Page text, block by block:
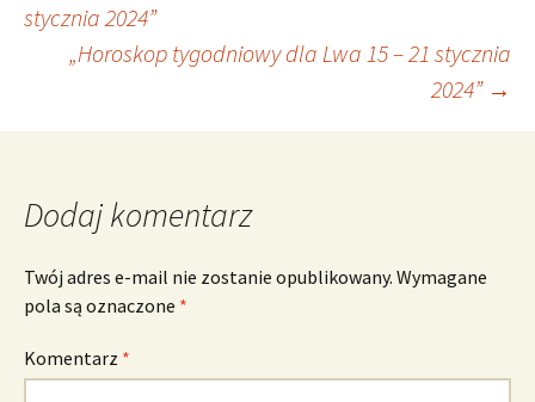
wpisu
stycznia 2024”
„Horoskop tygodniowy dla Lwa 15 – 21 stycznia
2024” →
Dodaj komentarz
Twój adres e-mail nie zostanie opublikowany. Wymagane
pola są oznaczone *
Komentarz *